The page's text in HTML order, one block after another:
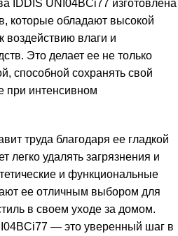
IDDIS UNI04BCi77 изготовлена
которые обладают высокой
воздействию влаги и
Это делает ее не только
способной сохранять свой
при интенсивном
труда благодаря ее гладкой
легко удалять загрязнения и
и функциональные
ее отличным выбором для
в своем уходе за домом.
— это уверенный шаг в